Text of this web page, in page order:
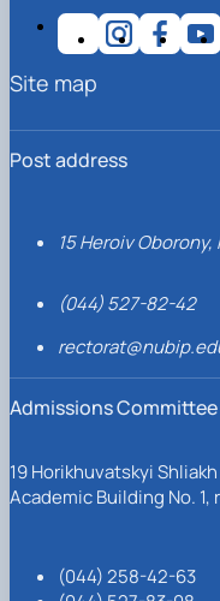
Post address
15 Heroiv Oborony,
(044) 527-82-42
Admissions Committee
19 Horikhuvatskyi
Academic Building No. 1,
(044) 258-42-63
Site map